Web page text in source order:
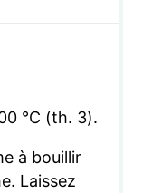
°C (th. 3).
à bouillir
Laissez